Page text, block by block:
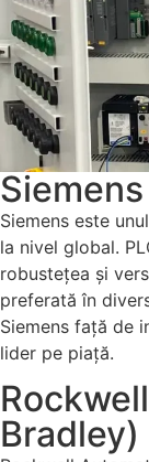
Siemens
Siemens este
la nivel global.
robustețea și
preferată în
Siemens față de
lider pe piață.
Bradley)